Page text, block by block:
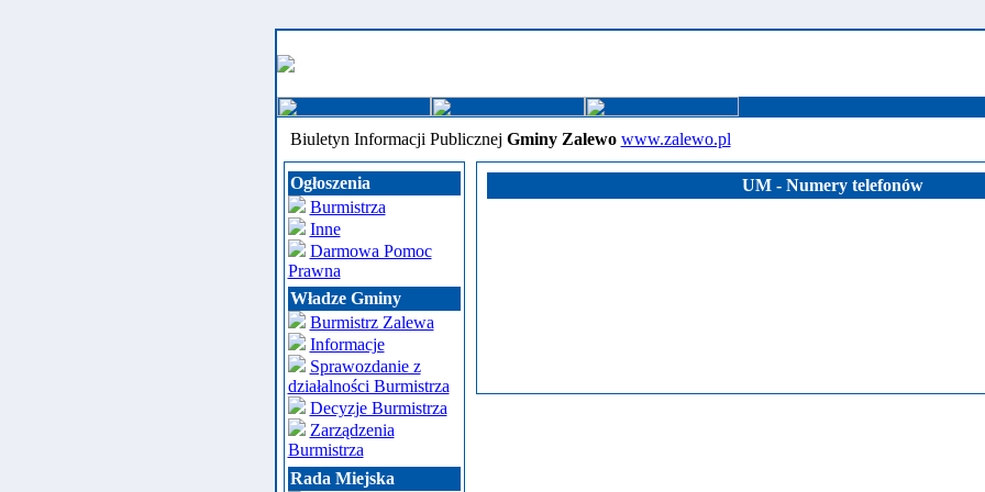
Biuletyn Informacji Publicznej Gminy Zalewo www.zalewo.pl
Ogłoszenia
Burmistrza
Inne
Darmowa Pomoc
Prawna
Władze Gminy
Burmistrz Zalewa
Informacje
Sprawozdanie z
działalności Burmistrza
Decyzje Burmistrza
Zarządzenia
Burmistrza
Rada Miejska
UM - Numery telefonów